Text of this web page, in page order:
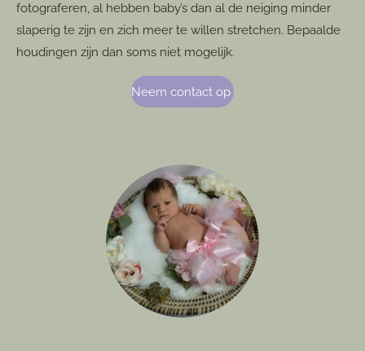
fotograferen, al hebben baby’s dan al de neiging minder
slaperig te zijn en zich meer te willen stretchen. Bepaalde
houdingen zijn dan soms niet mogelijk.
Neem contact op